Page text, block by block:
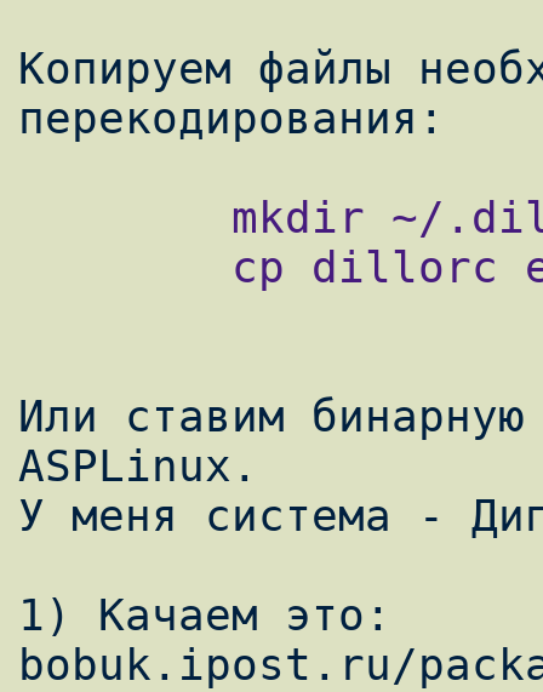
Копируем файлы
Или ставим
ASPLinux.
У меня система -
1) Качаем это:
bobuk.ipost.ru/